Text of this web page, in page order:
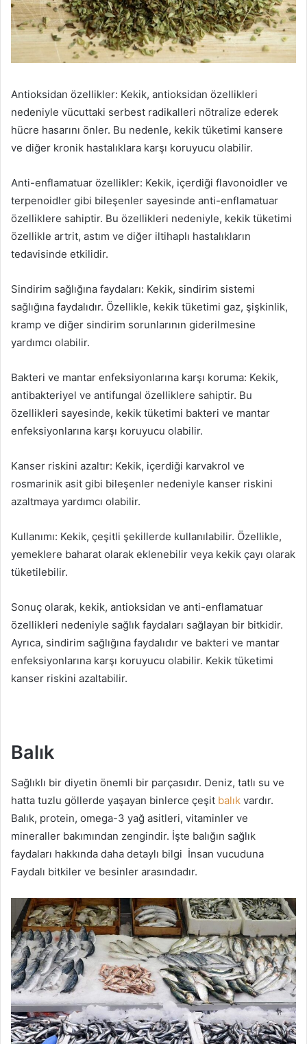
Antioksidan özellikler: Kekik, antioksidan özellikleri
nedeniyle vücuttaki serbest radikalleri nötralize ederek
hücre hasarını önler. Bu nedenle, kekik tüketimi kansere
ve diğer kronik hastalıklara karşı koruyucu olabilir.
Anti-enflamatuar özellikler: Kekik, içerdiği flavonoidler ve
terpenoidler gibi bileşenler sayesinde anti-enflamatuar
özelliklere sahiptir. Bu özellikleri nedeniyle, kekik tüketimi
özellikle artrit, astım ve diğer iltihaplı hastalıkların
tedavisinde etkilidir.
Sindirim sağlığına faydaları: Kekik, sindirim sistemi
sağlığına faydalıdır. Özellikle, kekik tüketimi gaz, şişkinlik,
kramp ve diğer sindirim sorunlarının giderilmesine
yardımcı olabilir.
Bakteri ve mantar enfeksiyonlarına karşı koruma: Kekik,
antibakteriyel ve antifungal özelliklere sahiptir. Bu
özellikleri sayesinde, kekik tüketimi bakteri ve mantar
enfeksiyonlarına karşı koruyucu olabilir.
Kanser riskini azaltır: Kekik, içerdiği karvakrol ve
rosmarinik asit gibi bileşenler nedeniyle kanser riskini
azaltmaya yardımcı olabilir.
Kullanımı: Kekik, çeşitli şekillerde kullanılabilir. Özellikle,
yemeklere baharat olarak eklenebilir veya kekik çayı olarak
tüketilebilir.
Sonuç olarak, kekik, antioksidan ve anti-enflamatuar
özellikleri nedeniyle sağlık faydaları sağlayan bir bitkidir.
Ayrıca, sindirim sağlığına faydalıdır ve bakteri ve mantar
enfeksiyonlarına karşı koruyucu olabilir. Kekik tüketimi
kanser riskini azaltabilir.
Balık
Sağlıklı bir diyetin önemli bir parçasıdır. Deniz, tatlı su ve
hatta tuzlu göllerde yaşayan binlerce çeşit balık vardır.
Balık, protein, omega-3 yağ asitleri, vitaminler ve
mineraller bakımından zengindir. İşte balığın sağlık
faydaları hakkında daha detaylı bilgi İnsan vucuduna
Faydalı bitkiler ve besinler arasındadır.